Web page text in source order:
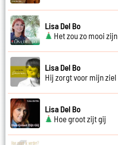
Lisa Del Bo
Het zou zo mooi zijn
Lisa Del Bo
Hij zorgt voor mijn ziel
Lisa Del Bo
Hoe groot zijt gij